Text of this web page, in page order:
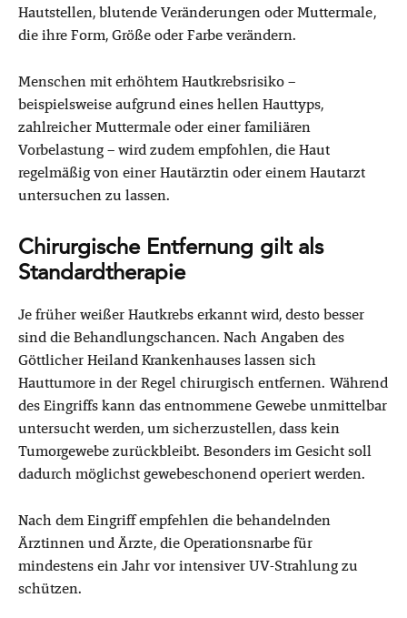
Hautstellen, blutende Veränderungen oder Muttermale,
die ihre Form, Größe oder Farbe verändern.
Menschen mit erhöhtem Hautkrebsrisiko –
beispielsweise aufgrund eines hellen Hauttyps,
zahlreicher Muttermale oder einer familiären
Vorbelastung – wird zudem empfohlen, die Haut
regelmäßig von einer Hautärztin oder einem Hautarzt
untersuchen zu lassen.
Chirurgische Entfernung gilt als
Standardtherapie
Je früher weißer Hautkrebs erkannt wird, desto besser
sind die Behandlungschancen. Nach Angaben des
Göttlicher Heiland Krankenhauses lassen sich
Hauttumore in der Regel chirurgisch entfernen. Während
des Eingriffs kann das entnommene Gewebe unmittelbar
untersucht werden, um sicherzustellen, dass kein
Tumorgewebe zurückbleibt. Besonders im Gesicht soll
dadurch möglichst gewebeschonend operiert werden.
Nach dem Eingriff empfehlen die behandelnden
Ärztinnen und Ärzte, die Operationsnarbe für
mindestens ein Jahr vor intensiver UV-Strahlung zu
schützen.